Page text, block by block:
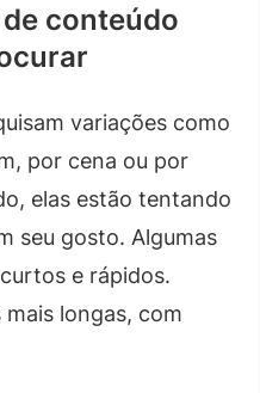
conteúdo
variações como
por cena ou por
elas estão tentando
seu gosto. Algumas
e rápidos.
longas, com